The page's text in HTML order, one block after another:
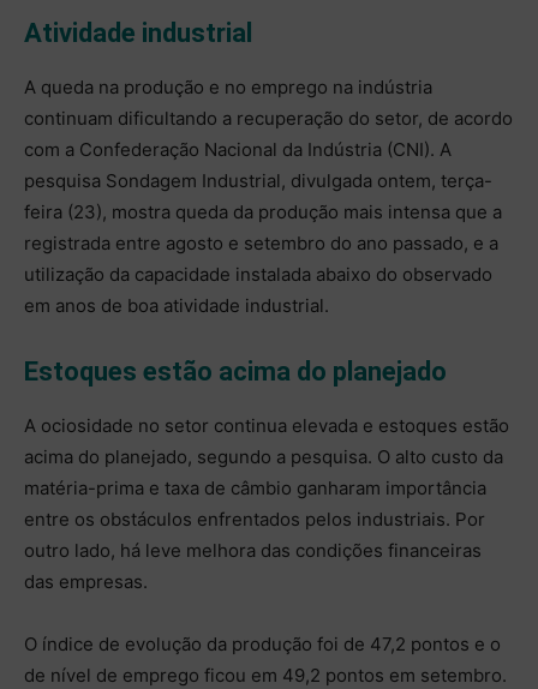
Atividade industrial
A queda na produção e no emprego na indústria
continuam dificultando a recuperação do setor, de acordo
com a Confederação Nacional da Indústria (CNI). A
pesquisa Sondagem Industrial, divulgada ontem, terça-
feira (23), mostra queda da produção mais intensa que a
registrada entre agosto e setembro do ano passado, e a
utilização da capacidade instalada abaixo do observado
em anos de boa atividade industrial.
Estoques estão acima do planejado
A ociosidade no setor continua elevada e estoques estão
acima do planejado, segundo a pesquisa. O alto custo da
matéria-prima e taxa de câmbio ganharam importância
entre os obstáculos enfrentados pelos industriais. Por
outro lado, há leve melhora das condições financeiras
das empresas.
O índice de evolução da produção foi de 47,2 pontos e o
de nível de emprego ficou em 49,2 pontos em setembro.